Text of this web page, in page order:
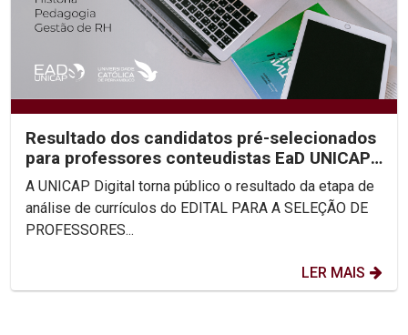
Resultado dos candidatos pré-selecionados
para professores conteudistas EaD UNICAP
(Edital 2023/02)
A UNICAP Digital torna público o resultado da etapa de
análise de currículos do EDITAL PARA A SELEÇÃO DE
PROFESSORES...
LER MAIS